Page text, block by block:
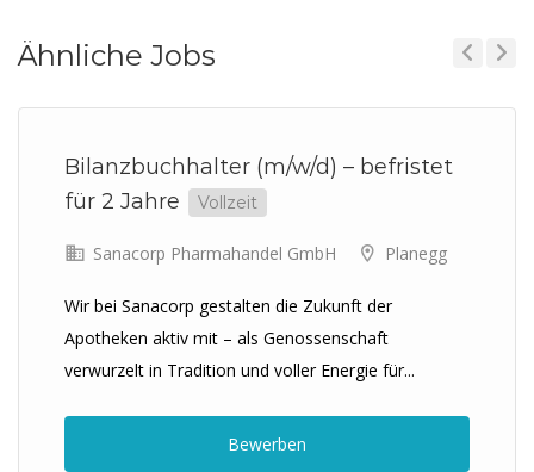
Ähnliche Jobs
Bilanzbuchhalter (m/w/d) – befristet
für 2 Jahre
Vollzeit
Sanacorp Pharmahandel GmbH Planegg
Wir bei Sanacorp gestalten die Zukunft der
Apotheken aktiv mit – als Genossenschaft
verwurzelt in Tradition und voller Energie für...
Bewerben